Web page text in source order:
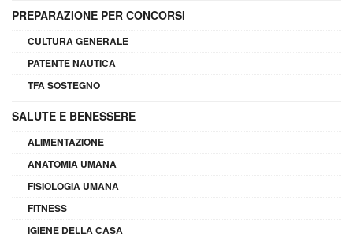
PREPARAZIONE PER CONCORSI
CULTURA GENERALE
PATENTE NAUTICA
TFA SOSTEGNO
SALUTE E BENESSERE
ALIMENTAZIONE
ANATOMIA UMANA
FISIOLOGIA UMANA
FITNESS
IGIENE DELLA CASA